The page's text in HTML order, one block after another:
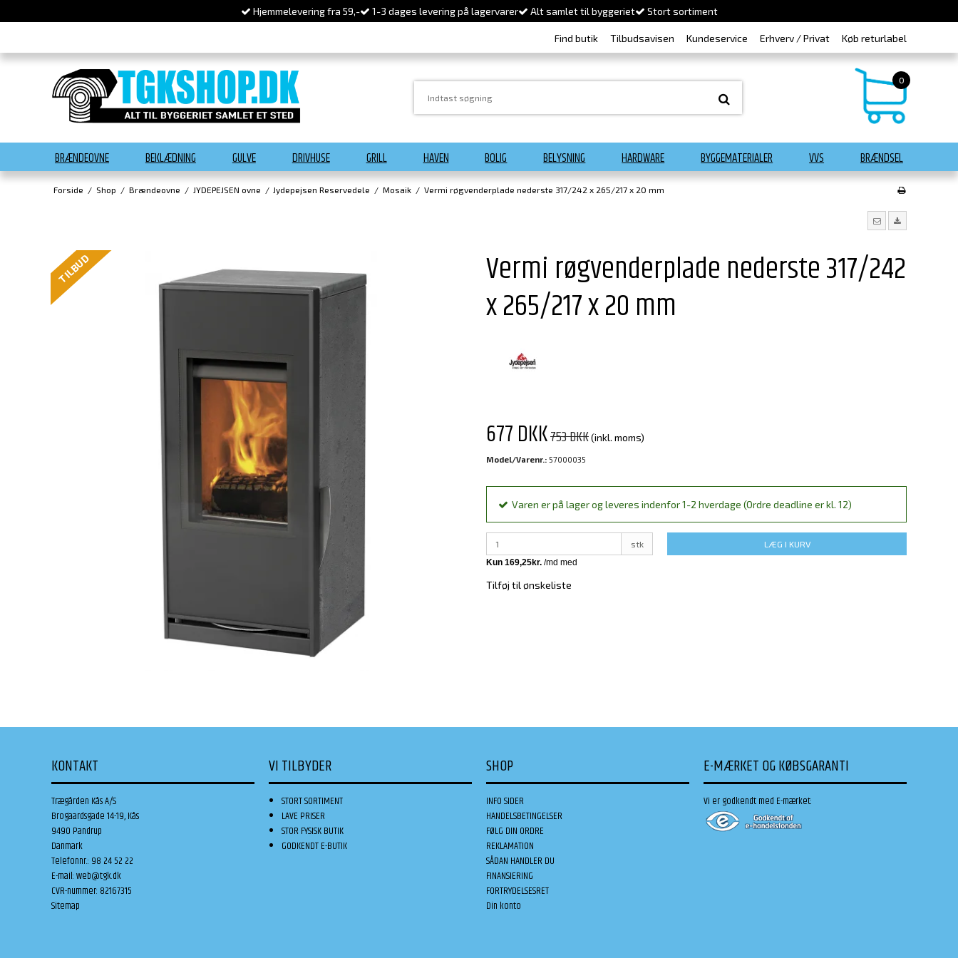
Hjemmelevering fra 59,- 1-3 dages levering på lagervarer Alt samlet til byggeriet Stort sortiment
Find butik Tilbudsavisen Kundeservice Erhverv / Privat Køb returlabel
0
BRÆNDEOVNE BEKLÆDNING GULVE DRIVHUSE GRILL HAVEN BOLIG BELYSNING HARDWARE BYGGEMATERIALER VVS BRÆNDSEL
Forside / Shop / Brændeovne / JYDEPEJSEN ovne / Jydepejsen Reservedele / Mosaik / Vermi røgvenderplade nederste 317/242 x 265/217 x 20 mm
TILBUD
Vermi røgvenderplade nederste 317/242
x 265/217 x 20 mm
677 DKK753 DKK(inkl. moms)
Model/Varenr.: 57000035
Varen er på lager og leveres indenfor 1-2 hverdage (Ordre deadline er kl. 12)
stk LÆG I KURV
Tilføj til ønskeliste
KONTAKT
Trægården Kås A/S
Brogaardsgade 14-19, Kås
9490 Pandrup
Danmark
Telefonnr.: 98 24 52 22
E-mail:web@tgk.dk
CVR-nummer: 82167315
Sitemap
VI TILBYDER
STORT SORTIMENT
LAVE PRISER
STOR FYSISK BUTIK
GODKENDT E-BUTIK
SHOP
INFO SIDER
HANDELSBETINGELSER
FØLG DIN ORDRE
REKLAMATION
SÅDAN HANDLER DU
FINANSIERING
FORTRYDELSESRET
Din konto
E-MÆRKET OG KØBSGARANTI
Vi er godkendt med E-mærket: